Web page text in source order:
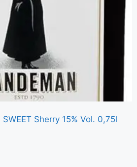
Sherry 15% Vol. 0,75l